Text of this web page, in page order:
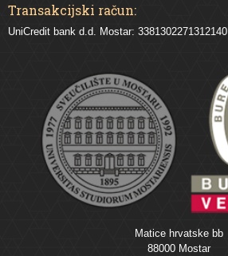
Transakcijski račun:
UniCredit bank d.d. Mostar: 3381302271312140
Matice hrvatske bb
88000 Mostar